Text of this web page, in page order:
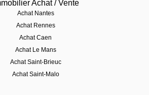
Achat / Vente
Achat Nantes
Achat Rennes
Achat Caen
Achat Le Mans
Achat Saint-Brieuc
Achat Saint-Malo